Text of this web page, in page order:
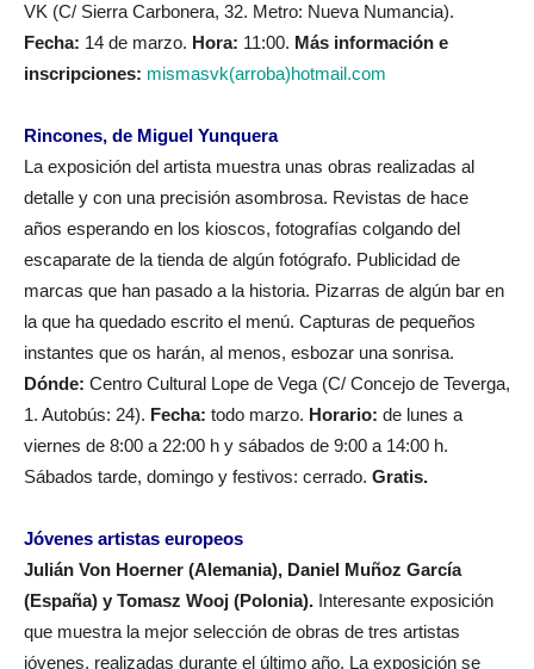
VK (C/ Sierra Carbonera, 32. Metro: Nueva Numancia).
Fecha: 14 de marzo. Hora: 11:00. Más información e
inscripciones: mismasvk(arroba)hotmail.com
Rincones, de Miguel Yunquera
La exposición del artista muestra unas obras realizadas al
detalle y con una precisión asombrosa. Revistas de hace
años esperando en los kioscos, fotografías colgando del
escaparate de la tienda de algún fotógrafo. Publicidad de
marcas que han pasado a la historia. Pizarras de algún bar en
la que ha quedado escrito el menú. Capturas de pequeños
instantes que os harán, al menos, esbozar una sonrisa.
Dónde: Centro Cultural Lope de Vega (C/ Concejo de Teverga,
1. Autobús: 24). Fecha: todo marzo. Horario: de lunes a
viernes de 8:00 a 22:00 h y sábados de 9:00 a 14:00 h.
Sábados tarde, domingo y festivos: cerrado. Gratis.
Jóvenes artistas europeos
Julián Von Hoerner (Alemania), Daniel Muñoz García
(España) y Tomasz Wooj (Polonia). Interesante exposición
que muestra la mejor selección de obras de tres artistas
jóvenes, realizadas durante el último año. La exposición se